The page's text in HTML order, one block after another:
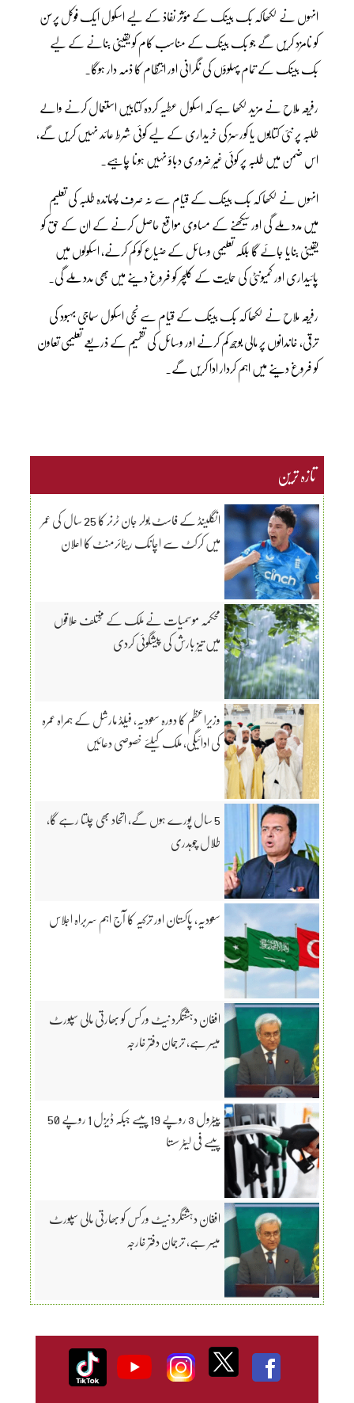
انہوں نے لکھاکہ بک بینک کے مؤثر نفاذ کے لیے اسکول ایک فوکل پرسن
کو نامزد کریں گے جو بک بینک کے مناسب کام کو یقینی بنانے کے لیے
بک بینک کے تمام پہلوؤں کی نگرانی اور انتظام کا ذمہ دار ہوگا۔
رفیعہ ملاح نے مزید لکھا ہے کہ اسکول عطیہ کردہ کتابیں استعمال کرنے والے
طلبہ پر نئی کتابوں یا کورسز کی خریداری کے لیے کوئی شرط عائد نہیں کریں گے،
اس ضمن میں طلبہ پر کوئی غیر ضروری دباؤ نہیں ہونا چاہیے۔
انہوں نے لکھا کہ بک بینک کے قیام سے نہ صرف پسماندہ طلبہ کی تعلیم
میں مدد ملے گی اور سیکھنے کے مساوی مواقع حاصل کرنے کے ان کے حق کو
یقینی بنایا جائے گا بلکہ تعلیمی وسائل کے ضیاع کو کم کرنے، اسکولوں میں
پائیداری اور کمیونٹی کی حمایت کے کلچر کو فروغ دینے میں بھی مدد ملے گی۔
رفیعہ ملاح نے لکھا کہ بک بینک کے قیام سے نجی اسکول سماجی بہبود کی
ترقی، خاندانوں پر مالی بوجھ کم کرنے اور وسائل کی تقسیم کے ذریعے تعلیمی تعاون
کو فروغ دینے میں اہم کردار ادا کریں گے۔
تازہ ترین
انگلینڈ کے فاسٹ بولر جان ٹرنر کا 25 سال کی عمر
میں کرکٹ سے اچانک ریٹائرمنٹ کا اعلان
محکمہ موسمیات نے ملک کے مختلف علاقوں
میں تیز بارش کی پیشگوئی کردی
وزیراعظم کا دورہ سعودیہ، فیلڈ مارشل کے ہمراہ عمرہ
کی ادائیگی، ملک کیلئے خصوصی دعائیں
5 سال پورے ہوں گے، اتحاد بھی چلتا رہے گا،
طلال چوہدری
سعودیہ، پاکستان اور ترکیہ کا آج اہم سربراہ اجلاس
افغان دہشتگرد نیٹ ورکس کو بھارتی مالی سپورٹ
میسر ہے، ترجمان دفتر خارجہ
پیٹرول 3 روپے 19 پیسے جبکہ ڈیزل 1 روپے 50
پیسے فی لیٹر سستا
افغان دہشتگرد نیٹ ورکس کو بھارتی مالی سپورٹ
میسر ہے، ترجمان دفتر خارجہ